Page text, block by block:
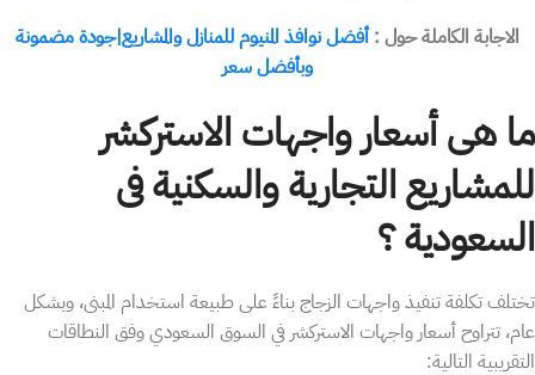
الاجابة الكاملة حول :أفضل نوافذ المنيوم للمنازل والمشاريع|جودة مضمونة
وبأفضل سعر
ما هى أسعار واجهات الاستركشر
للمشاريع التجارية والسكنية فى
السعودية ؟
تختلف تكلفة تنفيذ واجهات الزجاج بناءً على طبيعة استخدام المبنى، وبشكل
عام، تتراوح أسعار واجهات الاستركشر في السوق السعودي وفق النطاقات
التقريبية التالية: